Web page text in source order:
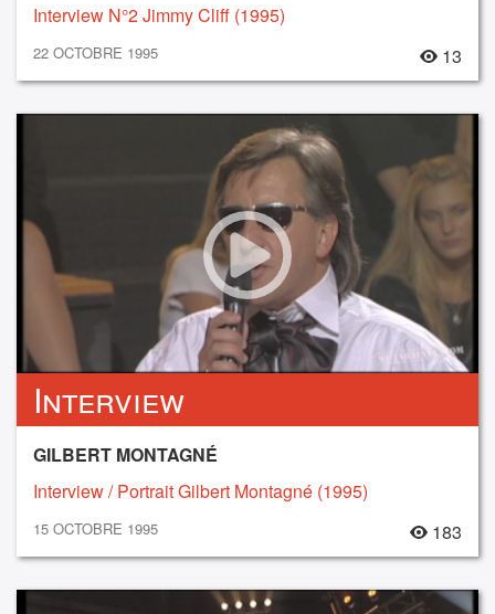
Interview N°2 Jimmy Cliff (1995)
22 OCTOBRE 1995 13
Interview
GILBERT MONTAGNÉ
Interview / Portrait Gilbert Montagné (1995)
15 OCTOBRE 1995 183